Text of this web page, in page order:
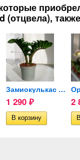
(отцвела),
Замиокулькас Жук (Zenzi) d-9cм
1 290 ₽ 2